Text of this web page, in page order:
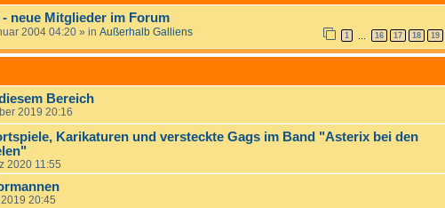
neue Mitglieder im Forum
2004 04:20 » in Außerhalb Galliens 1 … 16 17 18 19
Bereich
2019 20:16
Karikaturen und versteckte Gags im Band "Asterix bei den
2020 11:55
20:45